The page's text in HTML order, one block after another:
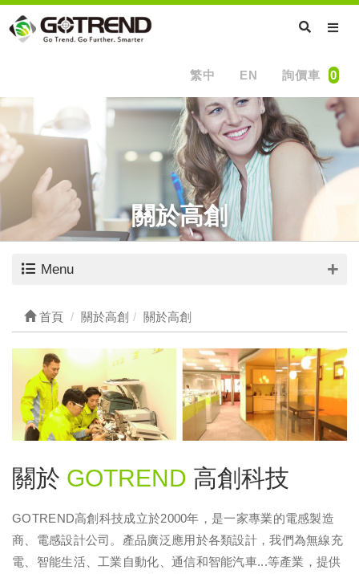
繁中 EN 詢價車 0
關於高創
Menu
首頁 關於高創 關於高創
關於 GOTREND 高創科技
GOTREND高創科技成立於2000年，是一家專業的電感製造
商、電感設計公司。產品廣泛應用於各類設計，我們為無線充
電、智能生活、工業自動化、通信和智能汽車...等產業，提供